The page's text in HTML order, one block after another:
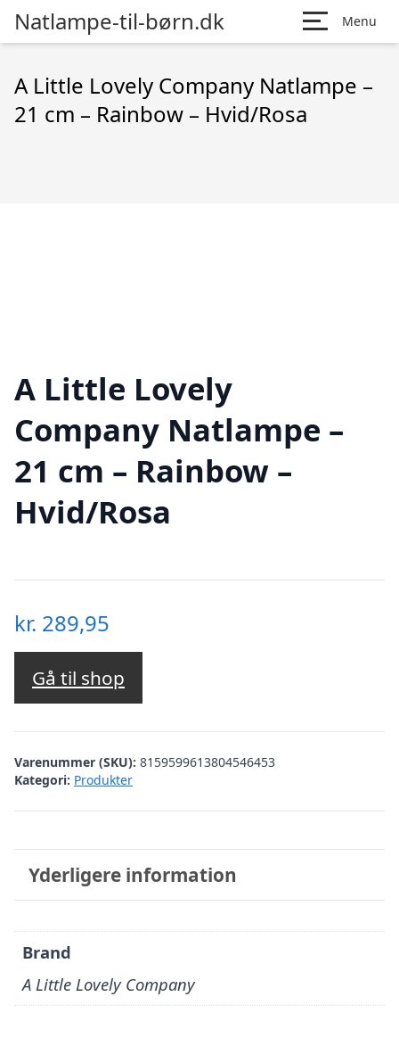
Natlampe-til-børn.dk Menu
A Little Lovely Company Natlampe –
21 cm – Rainbow – Hvid/Rosa
A Little Lovely
Company Natlampe –
21 cm – Rainbow –
Hvid/Rosa
kr. 289,95
Gå til shop
Varenummer (SKU): 8159599613804546453
Kategori: Produkter
Yderligere information
Brand
A Little Lovely Company